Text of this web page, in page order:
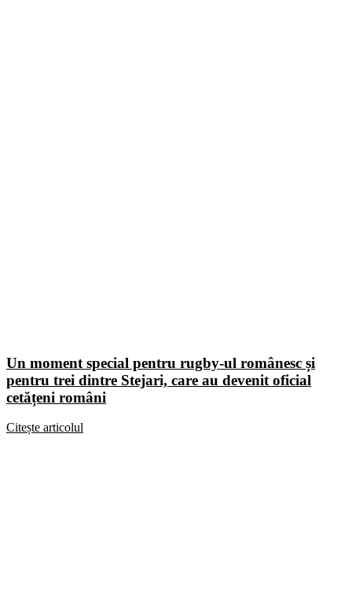
Un moment special pentru rugby-ul românesc și
pentru trei dintre Stejari, care au devenit oficial
cetățeni români
Citește articolul